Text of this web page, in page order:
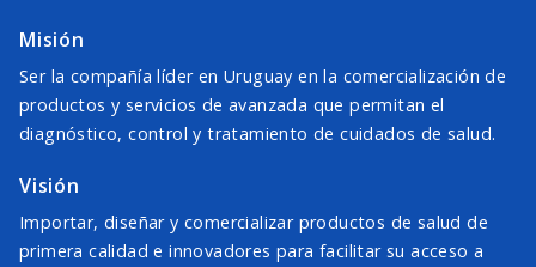
Misión
Ser la compañía líder en Uruguay en la comercialización de
productos y servicios de avanzada que permitan el
diagnóstico, control y tratamiento de cuidados de salud.
Visión
Importar, diseñar y comercializar productos de salud de
primera calidad e innovadores para facilitar su acceso a